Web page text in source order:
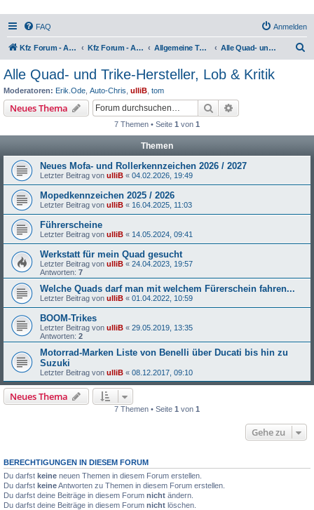
FAQ Anmelden
Kfz Forum - Auto, Motorrad und LKW Kfz Forum - Auto, Motorrad und LKW Allgemeine Themen rund um Motorräder, Trikes, Quads, ATVs, zweirädrige Kleinkrafträder, Mopedautos und Microcars Alle Quad- und Trike-Hersteller, Lob & Kritik
Alle Quad- und Trike-Hersteller, Lob & Kritik
Moderatoren: Erik.Ode Auto-Chris ulliB tom
Neues Thema Suche
7 Themen • Seite 1 von 1
Themen
Neues Mofa- und Rollerkennzeichen 2026 / 2027
Letzter Beitrag von ulliB « 04.02.2026, 19:49
Mopedkennzeichen 2025 / 2026
Letzter Beitrag von ulliB « 16.04.2025, 11:03
Führerscheine
Letzter Beitrag von ulliB « 14.05.2024, 09:41
Werkstatt für mein Quad gesucht
Letzter Beitrag von ulliB « 24.04.2023, 19:57
Antworten: 7
Welche Quads darf man mit welchem Fürerschein fahren...
Letzter Beitrag von ulliB « 01.04.2022, 10:59
BOOM-Trikes
Letzter Beitrag von ulliB « 29.05.2019, 13:35
Antworten: 2
Motorrad-Marken Liste von Benelli über Ducati bis hin zu
Suzuki
Letzter Beitrag von ulliB « 08.12.2017, 09:10
Neues Thema
7 Themen • Seite 1 von 1
Gehe zu
BERECHTIGUNGEN IN DIESEM FORUM
Du darfst keine neuen Themen in diesem Forum erstellen.
Du darfst keineAntworten zu Themen in diesem Forum erstellen.
Du darfst deine Beiträge in diesem Forum nicht ändern.
Du darfst deine Beiträge in diesem Forum nicht löschen.